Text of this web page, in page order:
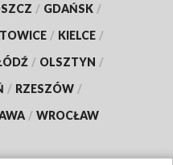
/ GDAŃSK /
/ KIELCE /
/ OLSZTYN /
/ RZESZÓW /
/ WROCŁAW